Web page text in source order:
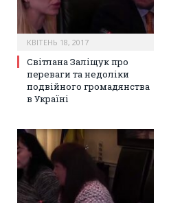
КВІТЕНЬ 18, 2017
Світлана Заліщук про
переваги та недоліки
подвійного громадянства
в Україні